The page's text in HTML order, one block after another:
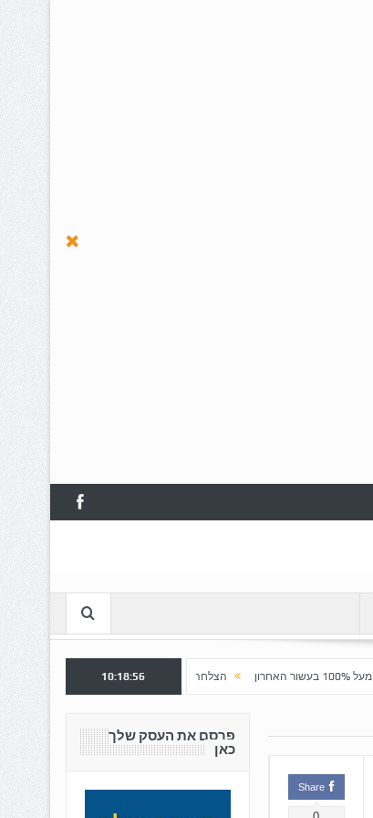
הצלחה לשלב א' ברובע "כרמי הפארק": נפתח שלב ב' למכירה
10:18:57
Share
פרסם את העסק שלך
כאן